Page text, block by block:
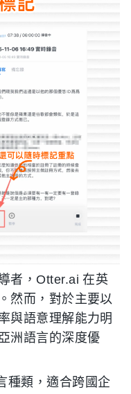
者，Otter.ai 在英
然而，對於主要以
與語意理解能力明
洲語言的深度優
種類，適合跨國企